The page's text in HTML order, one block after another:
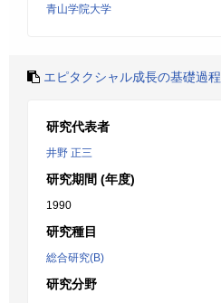
青山学院大学
エピタクシャル成長の基礎過程
研究代表者
井野 正三
研究期間 (年度)
1990
研究種目
総合研究(B)
研究分野